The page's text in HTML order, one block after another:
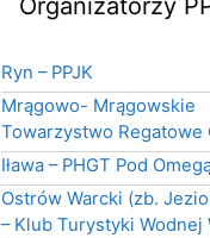
Organizatorzy
Ryn – PPJK
Mrągowo- Mrągowskie
Towarzystwo Regatowe
Iława – PHGT Pod
Ostrów Warcki (zb.
– Klub Turystyki Wodnej